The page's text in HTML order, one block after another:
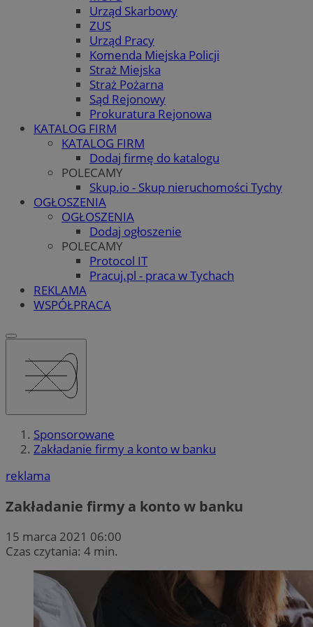
Urząd Skarbowy
ZUS
Urząd Pracy
Komenda Miejska Policji
Straż Miejska
Straż Pożarna
Sąd Rejonowy
Prokuratura Rejonowa
KATALOG FIRM
KATALOG FIRM
Dodaj firmę do katalogu
POLECAMY
Skup.io - Skup nieruchomości Tychy
OGŁOSZENIA
OGŁOSZENIA
Dodaj ogłoszenie
POLECAMY
Protocol IT
Pracuj.pl - praca w Tychach
REKLAMA
WSPÓŁPRACA
Sponsorowane
Zakładanie firmy a konto w banku
reklama
Zakładanie firmy a konto w banku
15 marca 2021 06:00
Czas czytania: 4 min.